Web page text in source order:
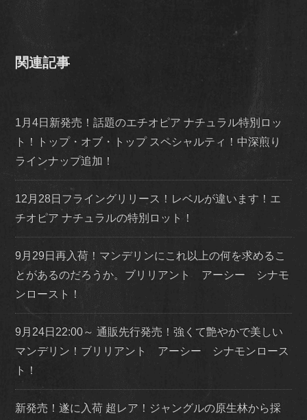
関連記事
1月4日新発売！話題のエチオピア ナチュラル特別ロッ
ト！トップ・オブ・トップ スペシャルティ！中深煎り
ラインナップ追加！
12月28日フライングリリース！レベルが違います！エ
チオピア ナチュラルの特別ロット！
9月29日再入荷！マンデリンにこれ以上の何を求めるこ
とがあるのだろうか。ブリリアント アーシー シナモ
ンロースト！
9月24日22:00～ 通販先行発売！強くて艶やかで美しい
マンデリン！ブリリアント アーシー シナモンロース
ト！
新発売！遂に入荷 超レア！ジャングルの原生林から採